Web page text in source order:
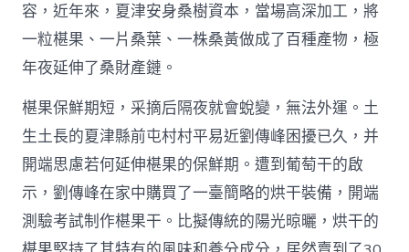
容，近年來，夏津安身桑樹資本，當場高深加工，將
一粒椹果、一片桑葉、一株桑黃做成了百種產物，極
年夜延伸了桑財產鏈。
椹果保鮮期短，采摘后隔夜就會蛻變，無法外運。土
生土長的夏津縣前屯村村平易近劉傳峰困擾已久，并
開端思慮若何延伸椹果的保鮮期。遭到葡萄干的啟
示，劉傳峰在家中購買了一臺簡略的烘干裝備，開端
測驗考試制作椹果干。比擬傳統的陽光晾曬，烘干的